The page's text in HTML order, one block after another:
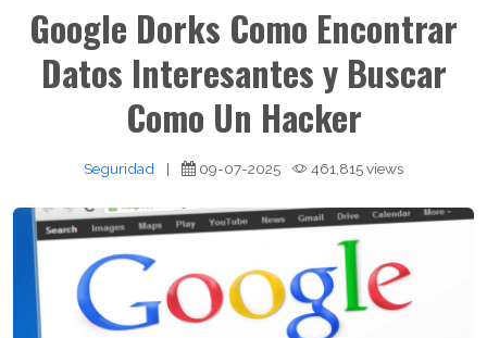
Google Dorks Como Encontrar
Datos Interesantes y Buscar
Como Un Hacker
Seguridad | 09-07-2025 461,815 views